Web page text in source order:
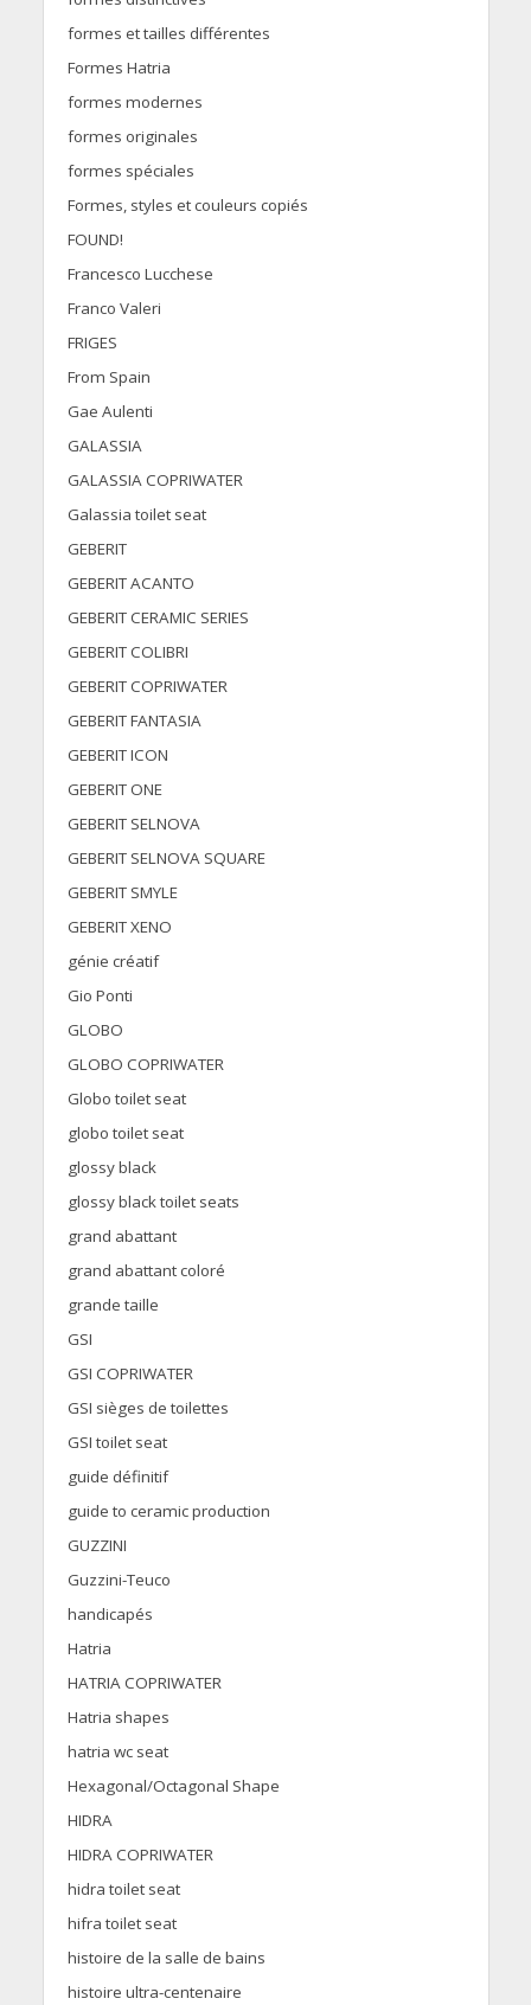
formes et tailles différentes
Formes Hatria
formes modernes
formes originales
formes spéciales
Formes, styles et couleurs copiés
FOUND!
Francesco Lucchese
Franco Valeri
FRIGES
From Spain
Gae Aulenti
GALASSIA
GALASSIA COPRIWATER
Galassia toilet seat
GEBERIT
GEBERIT ACANTO
GEBERIT CERAMIC SERIES
GEBERIT COLIBRI
GEBERIT COPRIWATER
GEBERIT FANTASIA
GEBERIT ICON
GEBERIT ONE
GEBERIT SELNOVA
GEBERIT SELNOVA SQUARE
GEBERIT SMYLE
GEBERIT XENO
génie créatif
Gio Ponti
GLOBO
GLOBO COPRIWATER
Globo toilet seat
globo toilet seat
glossy black
glossy black toilet seats
grand abattant
grand abattant coloré
grande taille
GSI
GSI COPRIWATER
GSI sièges de toilettes
GSI toilet seat
guide définitif
guide to ceramic production
GUZZINI
Guzzini-Teuco
handicapés
Hatria
HATRIA COPRIWATER
Hatria shapes
hatria wc seat
Hexagonal/Octagonal Shape
HIDRA
HIDRA COPRIWATER
hidra toilet seat
hifra toilet seat
histoire de la salle de bains
histoire ultra-centenaire